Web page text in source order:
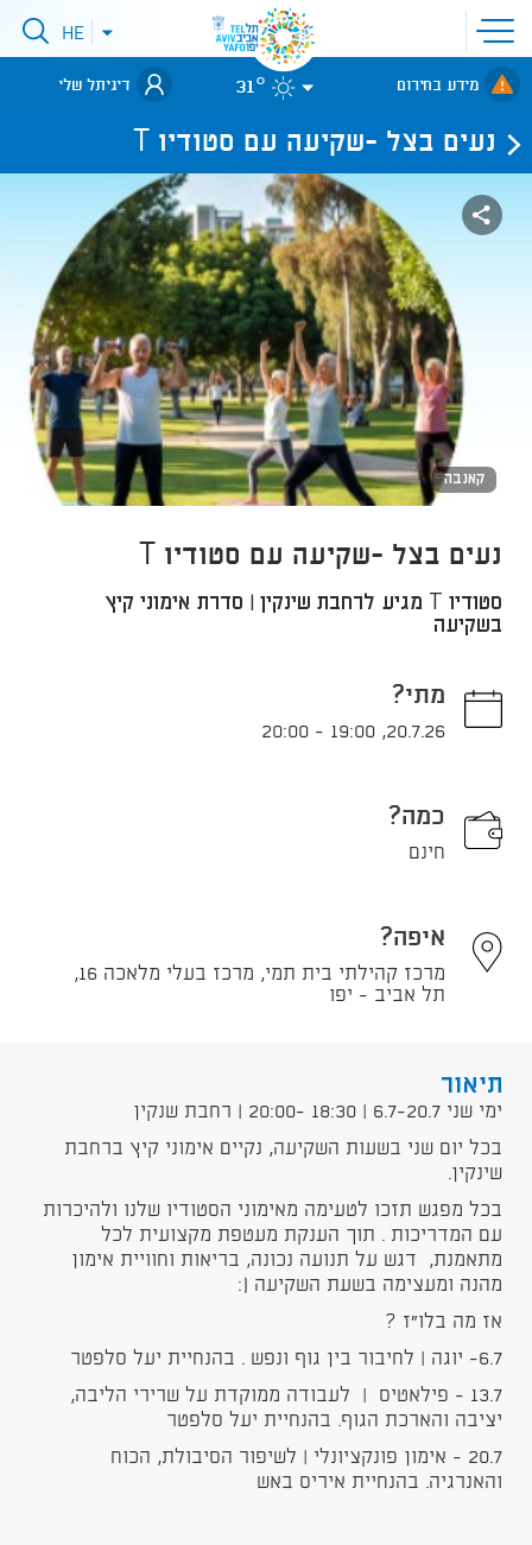
פתיחת
תפריט
אתר
לאתר עיריית
תל-אביב
פתיחתHE
מידע בחירום 31° דיגיתל שלי
נעים בצל -שקיעה עם סטודיו T
קאנבה
נעים בצל -שקיעה עם סטודיו T
סטודיו T מגיע לרחבת שינקין | סדרת אימוני קיץ
בשקיעה
מתי?
20.7.26
,
19:00
-
20:00
כמה?
חינם
איפה?
מרכז קהילתי בית תמי, מרכז בעלי מלאכה 16,
תל אביב - יפו
תיאור
ימי שני 6.7-20.7 | 18:30 -20:00 | רחבת שנקין
בכל יום שני בשעות השקיעה, נקיים אימוני קיץ ברחבת
שינקין.
בכל מפגש תזכו לטעימה מאימוני הסטודיו שלנו ולהיכרות
עם המדריכות . תוך הענקת מעטפת מקצועית לכל
מתאמנת, דגש על תנועה נכונה, בריאות וחוויית אימון
מהנה ומעצימה בשעת השקיעה (:
אז מה בלו"ז ?
6.7- יוגה | לחיבור בין גוף ונפש . בהנחיית יעל סלפטר
13.7 - פילאטיס | לעבודה ממוקדת על שרירי הליבה,
יציבה והארכת הגוף. בהנחיית יעל סלפטר
20.7 - אימון פונקציונלי | לשיפור הסיבולת, הכוח
והאנרגיה. בהנחיית איריס באש